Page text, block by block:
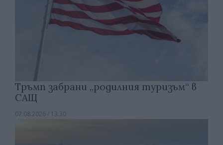
Тръмп забрани „родилния туризъм“ в
САЩ
07.08.2026 / 13:30